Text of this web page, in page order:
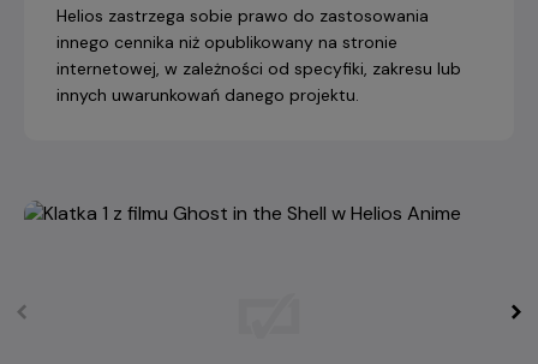
Helios zastrzega sobie prawo do zastosowania
innego cennika niż opublikowany na stronie
internetowej, w zależności od specyfiki, zakresu lub
innych uwarunkowań danego projektu.